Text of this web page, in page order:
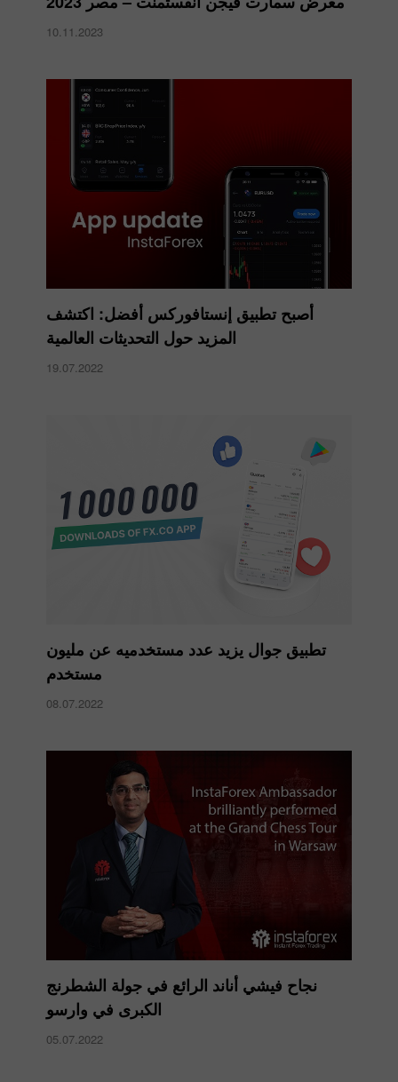
10.11.2023
أصبح تطبيق إنستافوركس أفضل: اكتشف
المزيد حول التحديثات العالمية
19.07.2022
تطبيق جوال يزيد عدد مستخدميه عن مليون
مستخدم
08.07.2022
نجاح فيشي أناند الرائع في جولة الشطرنج
الكبرى في وارسو
05.07.2022